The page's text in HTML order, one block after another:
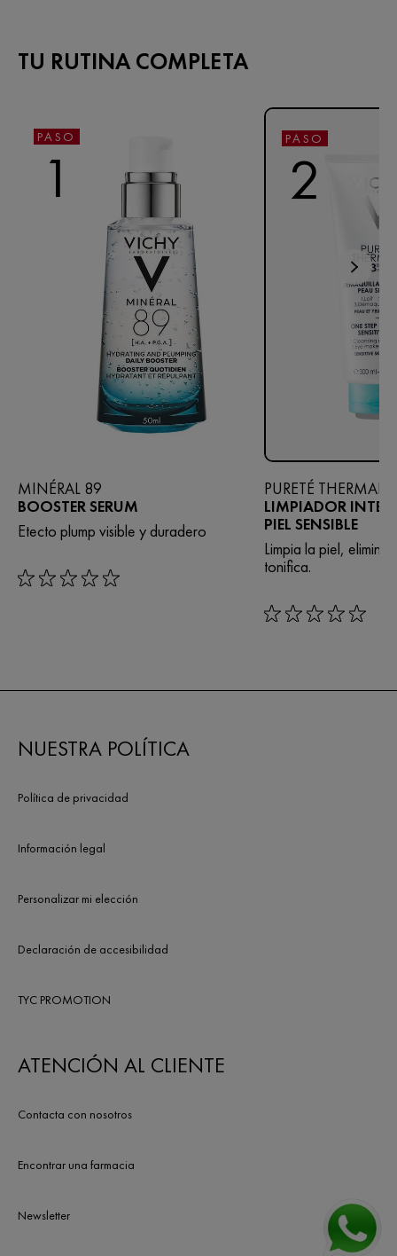
TU RUTINA COMPLETA
PASO
1
MINÉRAL 89
BOOSTER SERUM
Etecto plump visible y duradero
rating: 0 out of 5
PASO
2
PURETÉ THERMALE
LIMPIADOR
PIEL SENSIBLE
Limpia la piel, elimina
tonifica.
rating: 0 out of 5
NUESTRA POLÍTICA
Política de privacidad
Información legal
Personalizar mi elección
Declaración de accesibilidad
TYC PROMOTION
ATENCIÓN AL CLIENTE
Contacta con nosotros
Encontrar una farmacia
Newsletter